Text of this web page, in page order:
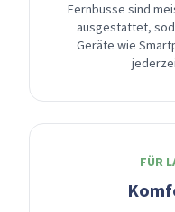
Fernbusse sind
ausgestattet,
Geräte wie
FÜR